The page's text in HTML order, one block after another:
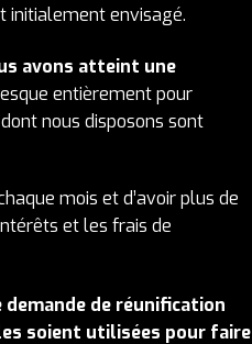
initialement envisagé.
avons atteint une
entièrement pour
nous disposons sont
mois et d’avoir plus de
et les frais de
demande de réunification
soient utilisées pour faire